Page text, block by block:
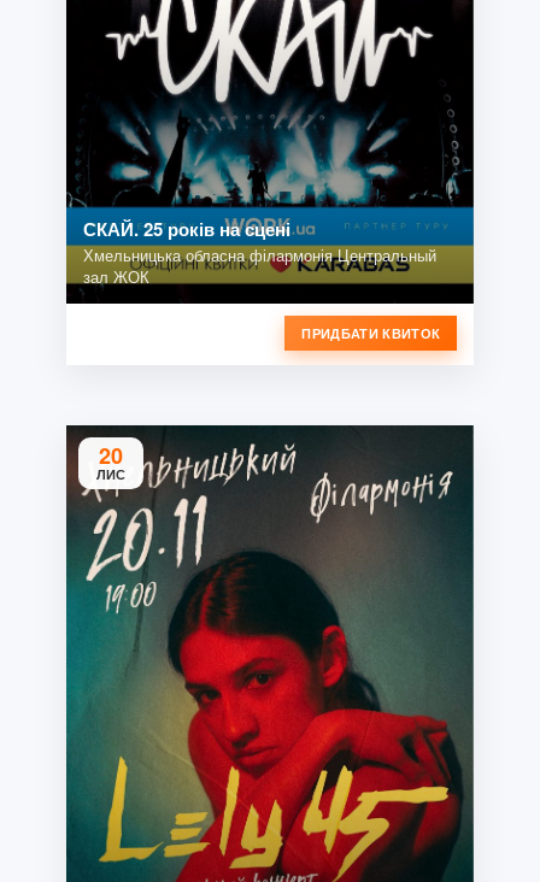
СКАЙ. 25 років на сцені
Хмельницька обласна філармонія Центральный
зал ЖОК
ПРИДБАТИ КВИТОК
20
ЛИС